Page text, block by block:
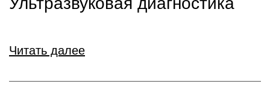
Читать далее